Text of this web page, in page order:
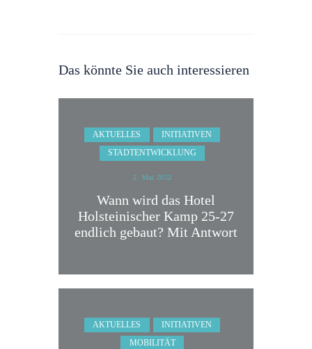
Das könnte Sie auch interessieren
AKTUELLES
INITIATIVEN
STADTENTWICKLUNG
2. Mai 2022
Wann wird das Hotel
Holsteinischer Kamp 25-27
endlich gebaut? Mit Antwort
AKTUELLES
INITIATIVEN
MOBILITÄT